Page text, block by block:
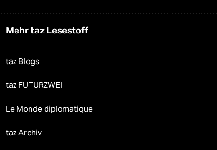
Mehr taz Lesestoff
taz Blogs
taz FUTURZWEI
Le Monde diplomatique
taz Archiv